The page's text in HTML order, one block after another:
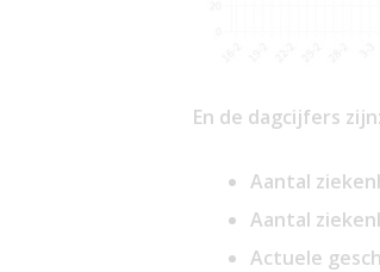
En de dagcijfers zijn:
Aantal
Aantal
Actuele